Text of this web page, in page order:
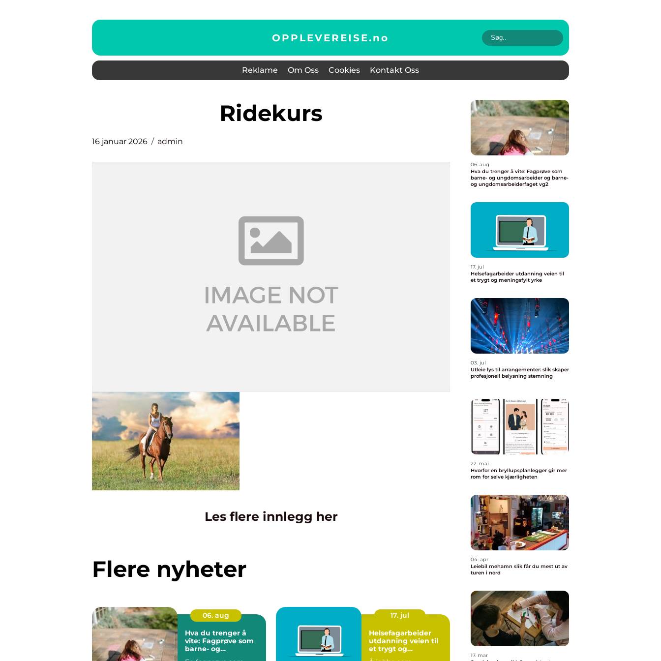
OPPLEVEREISE.no
Reklame Om Oss Cookies Kontakt Oss
ridekurs
16 januar 2026 admin
Les flere innlegg her
Flere nyheter
06. aug
Hva du trenger å
vite: Fagprøve som
barne- og
17. jul
Helsefagarbeider
utdanning veien til
et trygt og
meningsfylt yrke
06. aug
Hva du trenger å vite: Fagprøve som
barne- og ungdomsarbeider og barne-
og ungdomsarbeiderfaget vg2
17. jul
Helsefagarbeider utdanning veien til
et trygt og meningsfylt yrke
03. jul
Utleie lys til arrangementer: slik skaper
profesjonell belysning stemning
22. mai
Hvorfor en bryllupsplanlegger gir mer
rom for selve kjærligheten
04. apr
Leiebil mehamn slik får du mest ut av
turen i nord
17. mar